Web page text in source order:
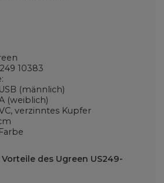
10383
(männlich)
(weiblich)
verzinntes Kupfer
des Ugreen US249-